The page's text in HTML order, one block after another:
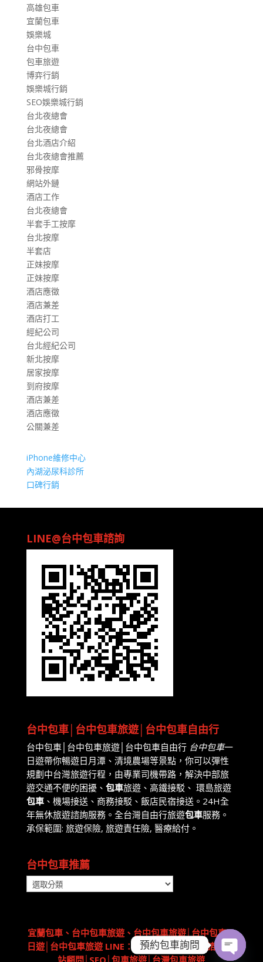
高雄包車
宜蘭包車
娛樂城
台中包車
包車旅遊
博弈行銷
娛樂城行銷
SEO娛樂城行銷
台北夜總會
台北夜總會
台北酒店介紹
台北夜總會推薦
邪骨按摩
網站外鏈
酒店工作
台北夜總會
半套手工按摩
台北按摩
半套店
正妹按摩
正妹按摩
酒店應徵
酒店兼差
酒店打工
經紀公司
台北經紀公司
新北按摩
居家按摩
到府按摩
酒店兼差
酒店應徵
公關兼差
iPhone維修中心
內湖泌尿科診所
口碑行銷
LINE@台中包車諮詢
台中包車│台中包車旅遊│台中包車自由行
台中包車│台中包車旅遊│台中包車自由行 台中包車一
日遊帶你暢遊日月潭、清境農場等景點，你可以彈性
規劃中台灣旅遊行程，由專業司機帶路，解決中部旅
遊交通不便的困擾、 包車旅遊、高鐵接駁、 環島旅遊
包車、機場接送、商務接駁、飯店民宿接送。24H全
年無休旅遊諮詢服務。全台灣自由行旅遊包車服務。
承保範圍: 旅遊保險, 旅遊責任險, 醫療給付。
台中包車推薦
台
中
推
薦
宜蘭包車、台中包車旅遊、台中包車旅遊│台中包車一
日遊│台中包車旅遊 LINE：@aoyou 包車專人諮詢網
預約包車詢問